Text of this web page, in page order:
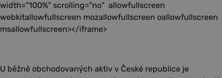
width="100%" scrolling="no" allowfullscreen
webkitallowfullscreen mozallowfullscreen oallowfullscreen
msallowfullscreen></iframe>
U běžně obchodovaných aktiv v České republice je